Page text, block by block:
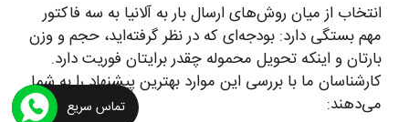
انتخاب از میان روش‌های ارسال بار به آلانیا به سه فاکتور
مهم بستگی دارد: بودجه‌ای که در نظر گرفته‌اید، حجم و وزن
بارتان و اینکه تحویل محموله چقدر برایتان فوریت دارد.
کارشناسان ما با بررسی این موارد بهترین پیشنهاد را به شما
می‌دهند:
تماس سریع